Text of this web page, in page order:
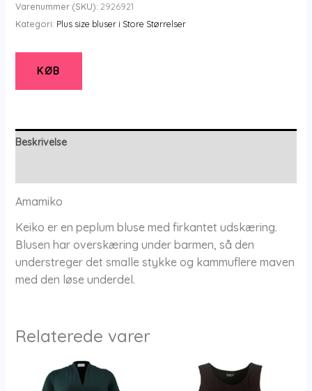
Varenummer (SKU): 2926921
Kategori: Plus size bluser i Store Størrelser
KØB
Beskrivelse
Amamiko
Keiko er en peplum bluse med firkantet udskæring.
Blusen har overskæring under barmen, så den
understreger det smalle stykke og kammuflere maven
med den løse underdel.
Relaterede varer